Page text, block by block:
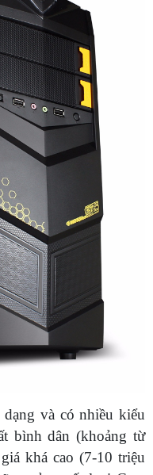
và có nhiều kiểu
bình dân (khoảng từ
khá cao (7-10 triệu